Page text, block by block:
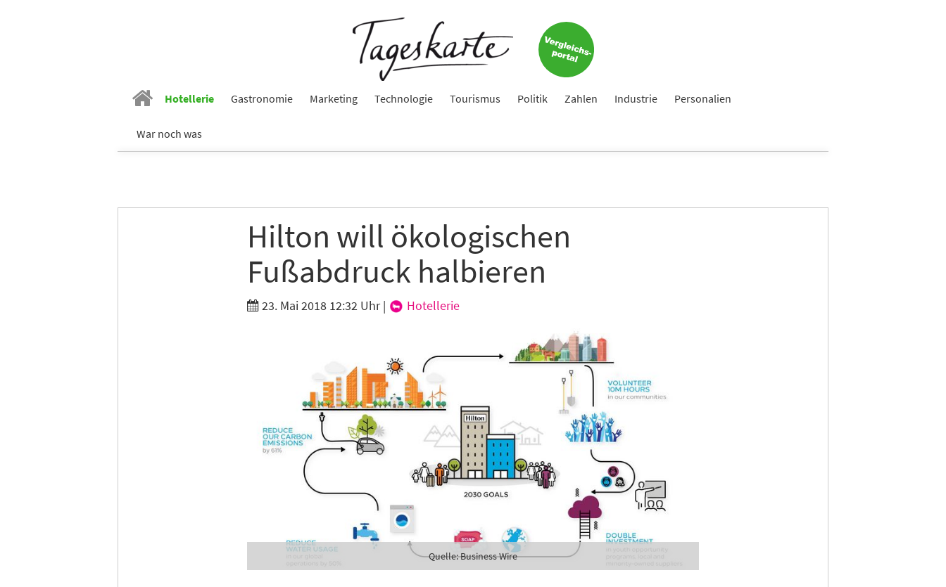
Hotellerie Gastronomie Marketing Technologie Tourismus Politik Zahlen Industrie Personalien
War noch was
Hilton will ökologischen
Fußabdruck halbieren
23. Mai 2018 12:32 Uhr| Hotellerie
Quelle: Business Wire